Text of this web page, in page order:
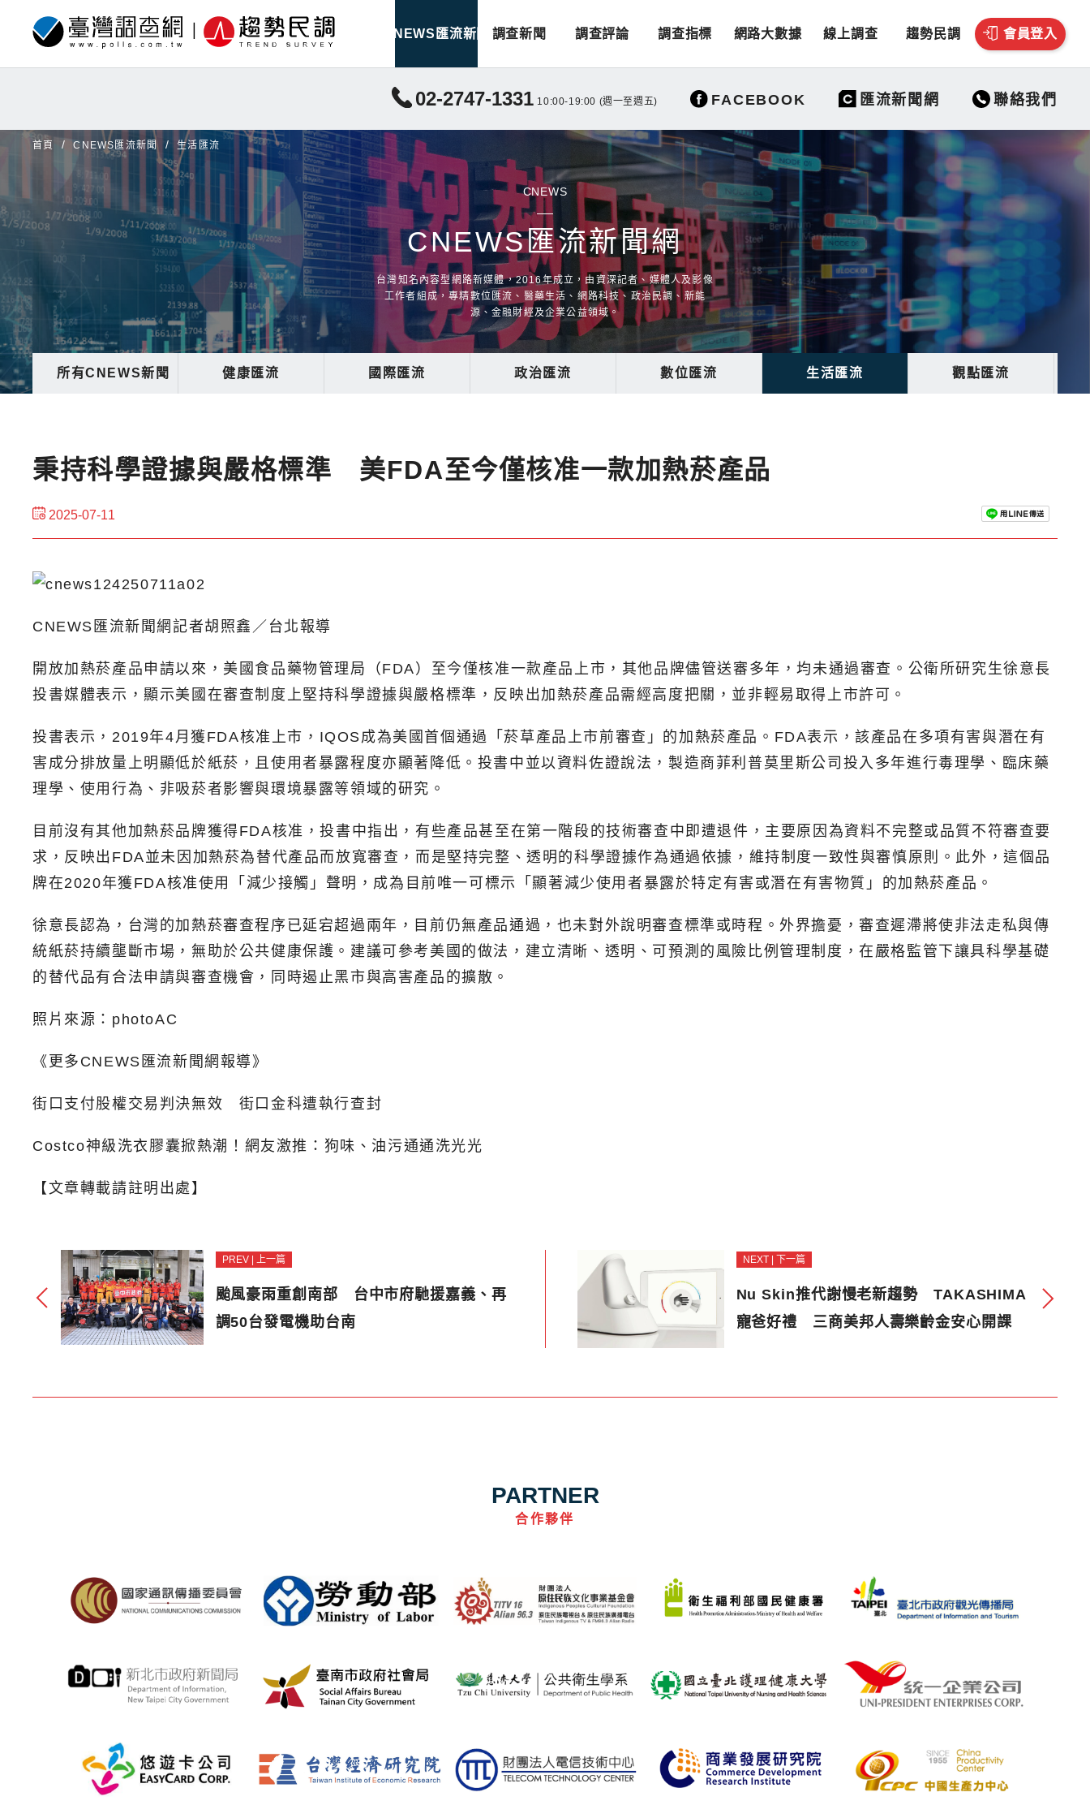
CNEWS匯流新聞 調查新聞 調查評論 調查指標 網路大數據 線上調查 趨勢民調 會員登入
02-2747-1331 10:00-19:00 (週一至週五) FACEBOOK 匯流新聞網 聯絡我們
首頁 CNEWS匯流新聞 生活匯流
CNEWS
CNEWS匯流新聞網
台灣知名內容型網路新媒體，2016年成立，由資深記者、媒體人及影像
工作者組成，專精數位匯流、醫藥生活、網路科技、政治民調、新能
源、金融財經及企業公益領域。
所有CNEWS新聞 健康匯流 國際匯流 政治匯流 數位匯流 生活匯流 觀點匯流
秉持科學證據與嚴格標準 美FDA至今僅核准一款加熱菸產品
2025-07-11
CNEWS匯流新聞網記者胡照鑫／台北報導
開放加熱菸產品申請以來，美國食品藥物管理局（FDA）至今僅核准一款產品上市，其他品牌儘管送審多年，均未通過審查。公衛所研究生徐意長
投書媒體表示，顯示美國在審查制度上堅持科學證據與嚴格標準，反映出加熱菸產品需經高度把關，並非輕易取得上市許可。
投書表示，2019年4月獲FDA核准上市，IQOS成為美國首個通過「菸草產品上市前審查」的加熱菸產品。FDA表示，該產品在多項有害與潛在有
害成分排放量上明顯低於紙菸，且使用者暴露程度亦顯著降低。投書中並以資料佐證說法，製造商菲利普莫里斯公司投入多年進行毒理學、臨床藥
理學、使用行為、非吸菸者影響與環境暴露等領域的研究。
目前沒有其他加熱菸品牌獲得FDA核准，投書中指出，有些產品甚至在第一階段的技術審查中即遭退件，主要原因為資料不完整或品質不符審查要
求，反映出FDA並未因加熱菸為替代產品而放寬審查，而是堅持完整、透明的科學證據作為通過依據，維持制度一致性與審慎原則。此外，這個品
牌在2020年獲FDA核准使用「減少接觸」聲明，成為目前唯一可標示「顯著減少使用者暴露於特定有害或潛在有害物質」的加熱菸產品。
徐意長認為，台灣的加熱菸審查程序已延宕超過兩年，目前仍無產品通過，也未對外說明審查標準或時程。外界擔憂，審查遲滯將使非法走私與傳
統紙菸持續壟斷市場，無助於公共健康保護。建議可參考美國的做法，建立清晰、透明、可預測的風險比例管理制度，在嚴格監管下讓具科學基礎
的替代品有合法申請與審查機會，同時遏止黑市與高害產品的擴散。
照片來源：photoAC
《更多CNEWS匯流新聞網報導》
街口支付股權交易判決無效 街口金科遭執行查封
Costco神級洗衣膠囊掀熱潮！網友激推：狗味、油污通通洗光光
【文章轉載請註明出處】
PREV | 上一篇
颱風豪雨重創南部 台中市府馳援嘉義、再
調50台發電機助台南
NEXT | 下一篇
Nu Skin推代謝慢老新趨勢 TAKASHIMA
寵爸好禮 三商美邦人壽樂齡金安心開課
PARTNER
合作夥伴